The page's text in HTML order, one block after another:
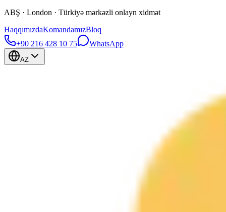
ABŞ · London · Türkiyə mərkəzli onlayn xidmət
HaqqımızdaKomandamızBloq
+90 216 428 10 75
WhatsApp
AZ